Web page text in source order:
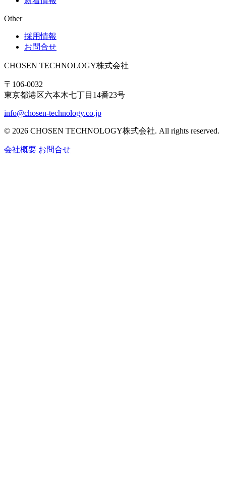
Other
採用情報
お問合せ
CHOSEN TECHNOLOGY株式会社
〒106-0032
東京都港区六本木七丁目14番23号
info@chosen-technology.co.jp
© 2026 CHOSEN TECHNOLOGY株式会社. All rights reserved.
会社概要 お問合せ